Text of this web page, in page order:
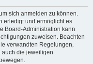
sich anmelden zu können.
erledigt und ermöglicht es
Board-Administration kann
zuweisen. Beachten
verwandten Regelungen,
auch die jeweiligen